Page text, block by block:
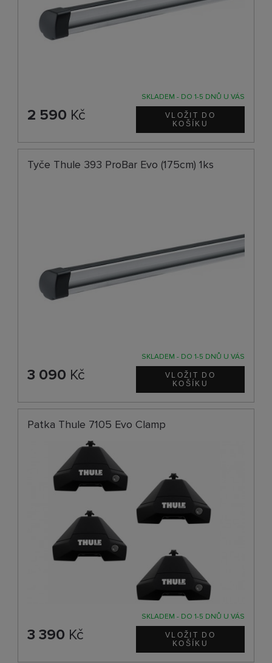
SKLADEM - DO 1-5 DNŮ U VÁS
2 590 Kč
Tyče Thule 393 ProBar Evo (175cm) 1ks
SKLADEM - DO 1-5 DNŮ U VÁS
3 090 Kč
Patka Thule 7105 Evo Clamp
SKLADEM - DO 1-5 DNŮ U VÁS
3 390 Kč